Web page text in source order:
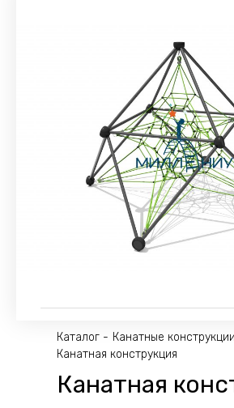
Каталог
Канатные конструкции
Канатная конструкция
Канатная